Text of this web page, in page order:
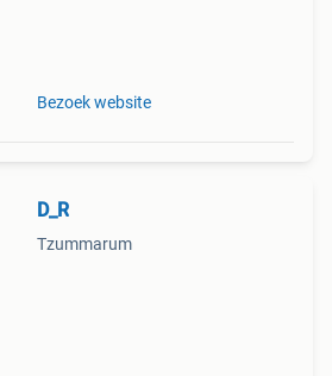
Bezoek website
D_R
Tzummarum